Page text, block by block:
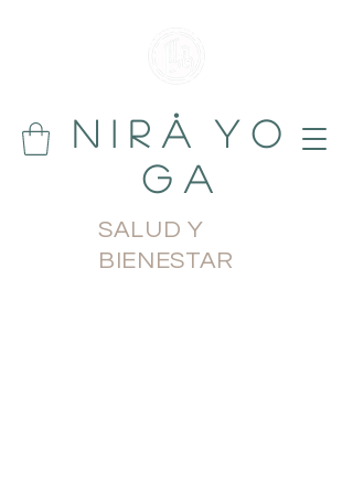
N i r å Y o
g a
SALUD Y
BIENESTAR